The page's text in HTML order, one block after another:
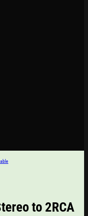
to 2RCA